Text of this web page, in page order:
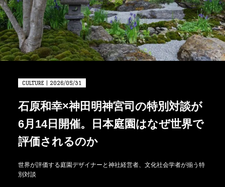
CULTURE | 2026/05/31
石原和幸×神田明神宮司の特別対談が
6月14日開催。日本庭園はなぜ世界で
評価されるのか
世界が評価する庭園デザイナーと神社経営者、文化社会学者が揃う特
別対談